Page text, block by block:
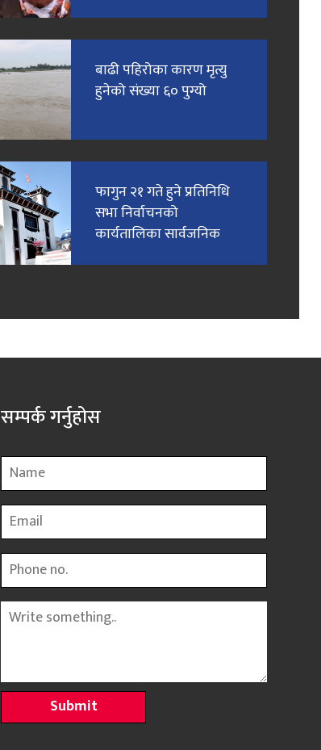
बाढी पहिरोका कारण मृत्यु
हुनेको संख्या ६० पुग्यो
फागुन २१ गते हुने प्रतिनिधि
सभा निर्वाचनको
कार्यतालिका सार्वजनिक
सम्पर्क गर्नुहोस
Name
Email
Phone
Message